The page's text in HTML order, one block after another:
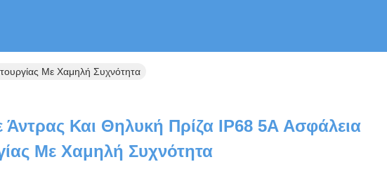
Με Χαμηλή Συχνότητα
Και Θηλυκή Πρίζα IP68 5A Ασφάλεια
Με Χαμηλή Συχνότητα